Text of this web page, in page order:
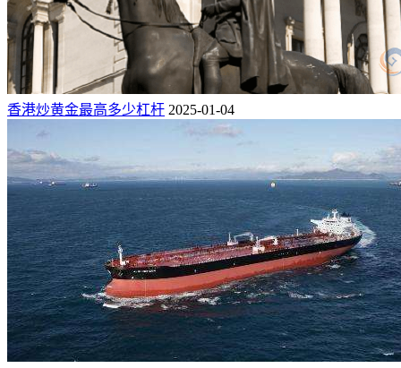
香港炒黄金最高多少杠杆 2025-01-04